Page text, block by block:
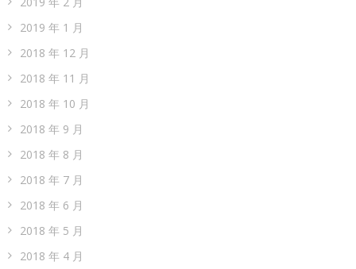
2019 年 1 月
2018 年 12 月
2018 年 11 月
2018 年 10 月
2018 年 9 月
2018 年 8 月
2018 年 7 月
2018 年 6 月
2018 年 5 月
2018 年 4 月